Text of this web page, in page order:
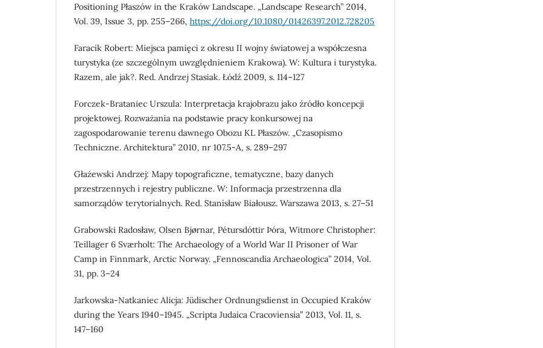
Positioning Płaszów in the Kraków Landscape. „Landscape Research” 2014,
Vol. 39, Issue 3, pp. 255–266, https://doi.org/10.1080/01426397.2012.728205
Faracik Robert: Miejsca pamięci z okresu II wojny światowej a współczesna
turystyka (ze szczególnym uwzględnieniem Krakowa). W: Kultura i turystyka.
Razem, ale jak?. Red. Andrzej Stasiak. Łódź 2009, s. 114–127
Forczek-Brataniec Urszula: Interpretacja krajobrazu jako źródło koncepcji
projektowej. Rozważania na podstawie pracy konkursowej na
zagospodarowanie terenu dawnego Obozu KL Płaszów. „Czasopismo
Techniczne. Architektura” 2010, nr 107.5-A, s. 289–297
Głażewski Andrzej: Mapy topograficzne, tematyczne, bazy danych
przestrzennych i rejestry publiczne. W: Informacja przestrzenna dla
samorządów terytorialnych. Red. Stanisław Białousz. Warszawa 2013, s. 27–51
Grabowski Radosław, Olsen Bjørnar, Pétursdóttir Þóra, Witmore Christopher:
Teillager 6 Sværholt: The Archaeology of a World War II Prisoner of War
Camp in Finnmark, Arctic Norway. „Fennoscandia Archaeologica” 2014, Vol.
31, pp. 3–24
Jarkowska-Natkaniec Alicja: Jüdischer Ordnungsdienst in Occupied Kraków
during the Years 1940–1945. „Scripta Judaica Cracoviensia” 2013, Vol. 11, s.
147–160